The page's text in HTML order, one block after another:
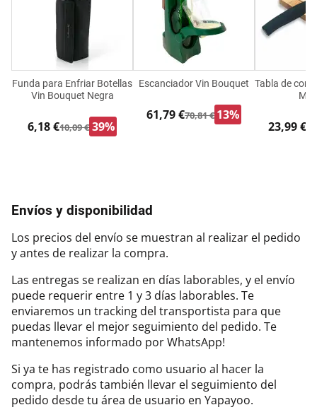
Funda para Enfriar Botellas
Vin Bouquet Negra
6,18 €10,09 € 39%
Escanciador Vin Bouquet
61,79 €70,81 € 13%
Tabla de
23,99 €
Envíos y disponibilidad
Los precios del envío se muestran al realizar el pedido
y antes de realizar la compra.
Las entregas se realizan en días laborables, y el envío
puede requerir entre 1 y 3 días laborables. Te
enviaremos un tracking del transportista para que
puedas llevar el mejor seguimiento del pedido. Te
mantenemos informado por WhatsApp!
Si ya te has registrado como usuario al hacer la
compra, podrás también llevar el seguimiento del
pedido desde tu área de usuario en Yapayoo.